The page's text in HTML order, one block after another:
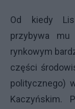
Od kiedy Lis
przybywa
rynkowym
części
politycznego)
Kaczyńskim.